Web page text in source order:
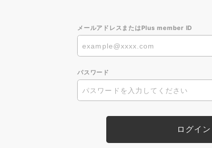
メールアドレスまたはPlus member ID
パスワード